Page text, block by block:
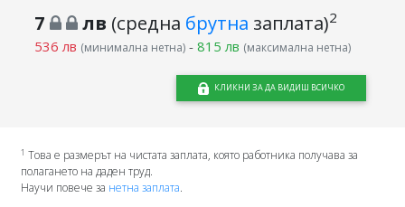
7 лв (средна брутна заплата)2
536 лв (минимална нетна)- 815 лв (максимална нетна)
КЛИКНИ ЗА ДА ВИДИШ ВСИЧКО
1 Това е размерът на чистата заплата, която работника получава за
полагането на даден труд.
Научи повече за нетна заплата.